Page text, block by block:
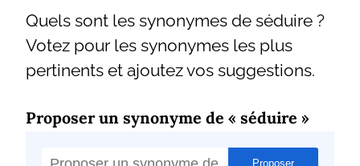
Quels sont les synonymes de séduire ?
Votez pour les synonymes les plus
pertinents et ajoutez vos suggestions.
Proposer un synonyme de « séduire »